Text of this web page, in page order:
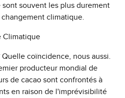
souvent les plus durement
climatique.
Climatique
coïncidence, nous aussi.
producteur mondial de
de cacao sont confrontés à
en raison de l'imprévisibilité